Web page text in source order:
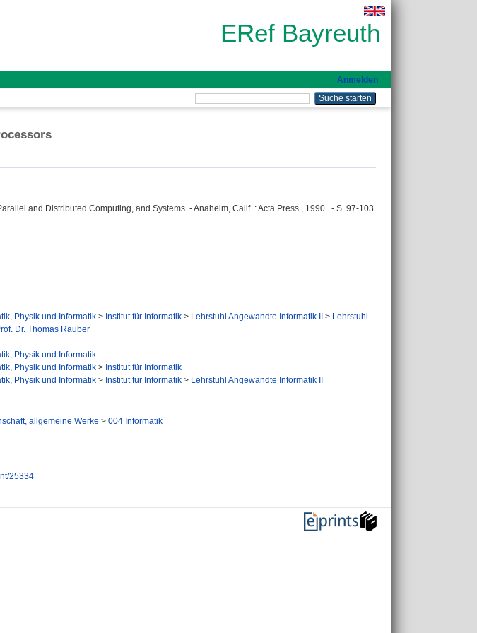
ERef Bayreuth
Anmelden
and Distributed Computing, and Systems. - Anaheim, Calif. : Acta Press , 1990 . - S. 97-103
Physik und Informatik > Institut für Informatik > Lehrstuhl Angewandte Informatik II > Lehrstuhl
Dr. Thomas Rauber
Physik und Informatik
Physik und Informatik > Institut für Informatik
Physik und Informatik > Institut für Informatik > Lehrstuhl Angewandte Informatik II
allgemeine Werke > 004 Informatik
25334